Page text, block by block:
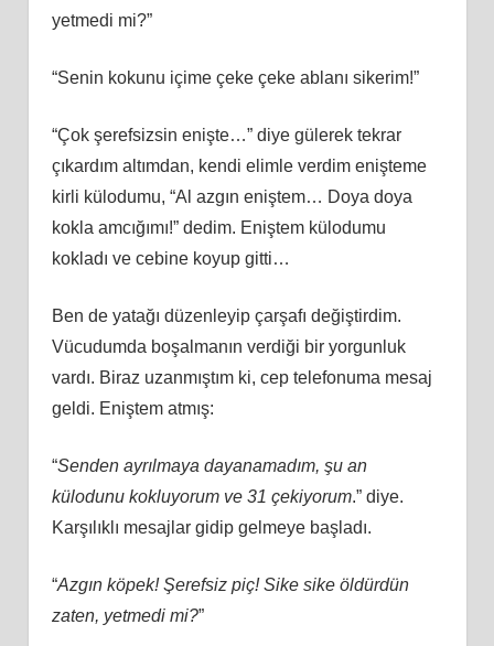
yetmedi mi?”
“Senin kokunu içime çeke çeke ablanı sikerim!”
“Çok şerefsizsin enişte…” diye gülerek tekrar
çıkardım altımdan, kendi elimle verdim enişteme
kirli külodumu, “Al azgın eniştem… Doya doya
kokla amcığımı!” dedim. Eniştem külodumu
kokladı ve cebine koyup gitti…
Ben de yatağı düzenleyip çarşafı değiştirdim.
Vücudumda boşalmanın verdiği bir yorgunluk
vardı. Biraz uzanmıştım ki, cep telefonuma mesaj
geldi. Eniştem atmış:
“Senden ayrılmaya dayanamadım, şu an
külodunu kokluyorum ve 31 çekiyorum.” diye.
Karşılıklı mesajlar gidip gelmeye başladı.
“Azgın köpek! Şerefsiz piç! Sike sike öldürdün
zaten, yetmedi mi?”